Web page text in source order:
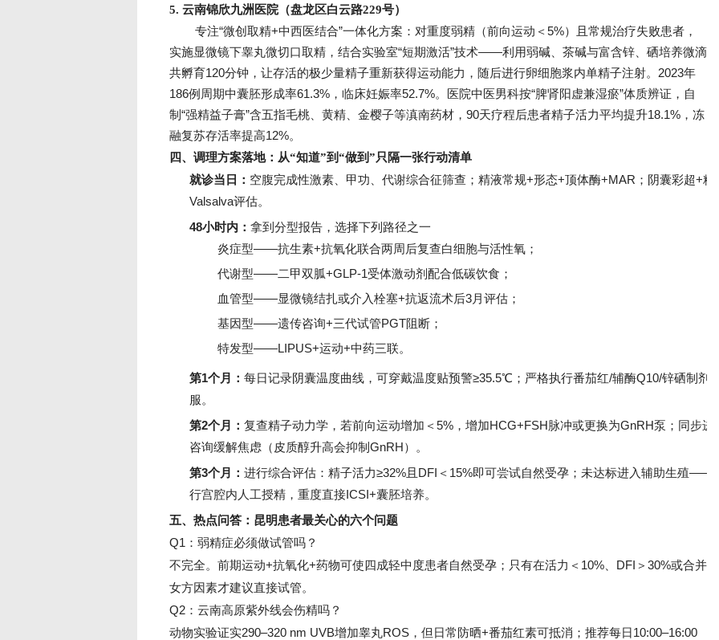
5. 云南锦欣九洲医院（盘龙区白云路229号）
专注“微创取精+中西医结合”一体化方案：对重度弱精（前向运动＜5%）且常规治疗失败患者，
实施显微镜下睾丸微切口取精，结合实验室“短期激活”技术——利用弱碱、茶碱与富含锌、硒培养微滴
共孵育120分钟，让存活的极少量精子重新获得运动能力，随后进行卵细胞浆内单精子注射。2023年
186例周期中囊胚形成率61.3%，临床妊娠率52.7%。医院中医男科按“脾肾阳虚兼湿瘀”体质辨证，自
制“强精益子膏”含五指毛桃、黄精、金樱子等滇南药材，90天疗程后患者精子活力平均提升18.1%，冻
融复苏存活率提高12%。
四、调理方案落地：从“知道”到“做到”只隔一张行动清单
就诊当日： 空腹完成性激素、甲功、代谢综合征筛查；精液常规+形态+顶体酶+MAR；阴囊彩超+精
Valsalva评估。
48小时内： 拿到分型报告，选择下列路径之一
炎症型——抗生素+抗氧化联合两周后复查白细胞与活性氧；
代谢型——二甲双胍+GLP-1受体激动剂配合低碳饮食；
血管型——显微镜结扎或介入栓塞+抗返流术后3月评估；
基因型——遗传咨询+三代试管PGT阻断；
特发型——LIPUS+运动+中药三联。
第1个月： 每日记录阴囊温度曲线，可穿戴温度贴预警≥35.5℃；严格执行番茄红/辅酶Q10/锌硒制剂
服。
第2个月： 复查精子动力学，若前向运动增加＜5%，增加HCG+FSH脉冲或更换为GnRH泵；同步进
咨询缓解焦虑（皮质醇升高会抑制GnRH）。
第3个月： 进行综合评估：精子活力≥32%且DFI＜15%即可尝试自然受孕；未达标进入辅助生殖——
行宫腔内人工授精，重度直接ICSI+囊胚培养。
五、热点问答：昆明患者最关心的六个问题
Q1：弱精症必须做试管吗？
不完全。前期运动+抗氧化+药物可使四成轻中度患者自然受孕；只有在活力＜10%、DFI＞30%或合并
女方因素才建议直接试管。
Q2：云南高原紫外线会伤精吗？
动物实验证实290–320 nm UVB增加睾丸ROS，但日常防晒+番茄红素可抵消；推荐每日10:00–16:00